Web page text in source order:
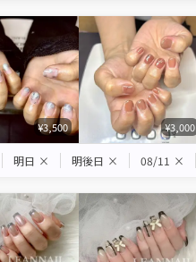
¥3,500 ¥3,000
明日 × 明後日 × 08/11 ×